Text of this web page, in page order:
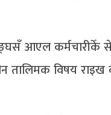
आएल
विषय राइख